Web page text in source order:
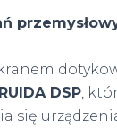
DSP,
się